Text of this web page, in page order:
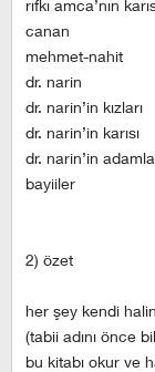
rıfkı amca’nın
canan
mehmet-nahit
dr. narin
dr. narin’in kızları
dr. narin’in karısı
dr. narin’in
bayiiler
2) özet
her şey kendi
(tabii adını önce
bu kitabı okur ve